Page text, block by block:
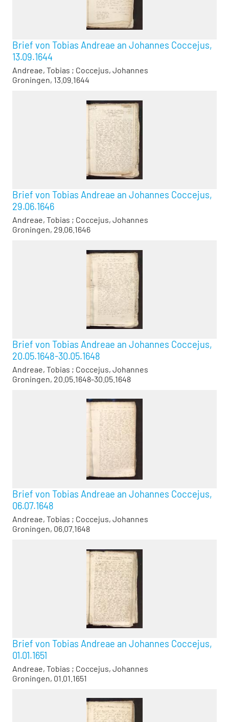
Brief von Tobias Andreae an Johannes Coccejus,
13.09.1644
Andreae, Tobias ; Coccejus, Johannes
Groningen, 13.09.1644
Brief von Tobias Andreae an Johannes Coccejus,
29.06.1646
Andreae, Tobias ; Coccejus, Johannes
Groningen, 29.06.1646
Brief von Tobias Andreae an Johannes Coccejus,
20.05.1648-30.05.1648
Andreae, Tobias ; Coccejus, Johannes
Groningen, 20.05.1648-30.05.1648
Brief von Tobias Andreae an Johannes Coccejus,
06.07.1648
Andreae, Tobias ; Coccejus, Johannes
Groningen, 06.07.1648
Brief von Tobias Andreae an Johannes Coccejus,
01.01.1651
Andreae, Tobias ; Coccejus, Johannes
Groningen, 01.01.1651